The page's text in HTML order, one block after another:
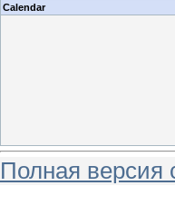
Calendar
Полная версия